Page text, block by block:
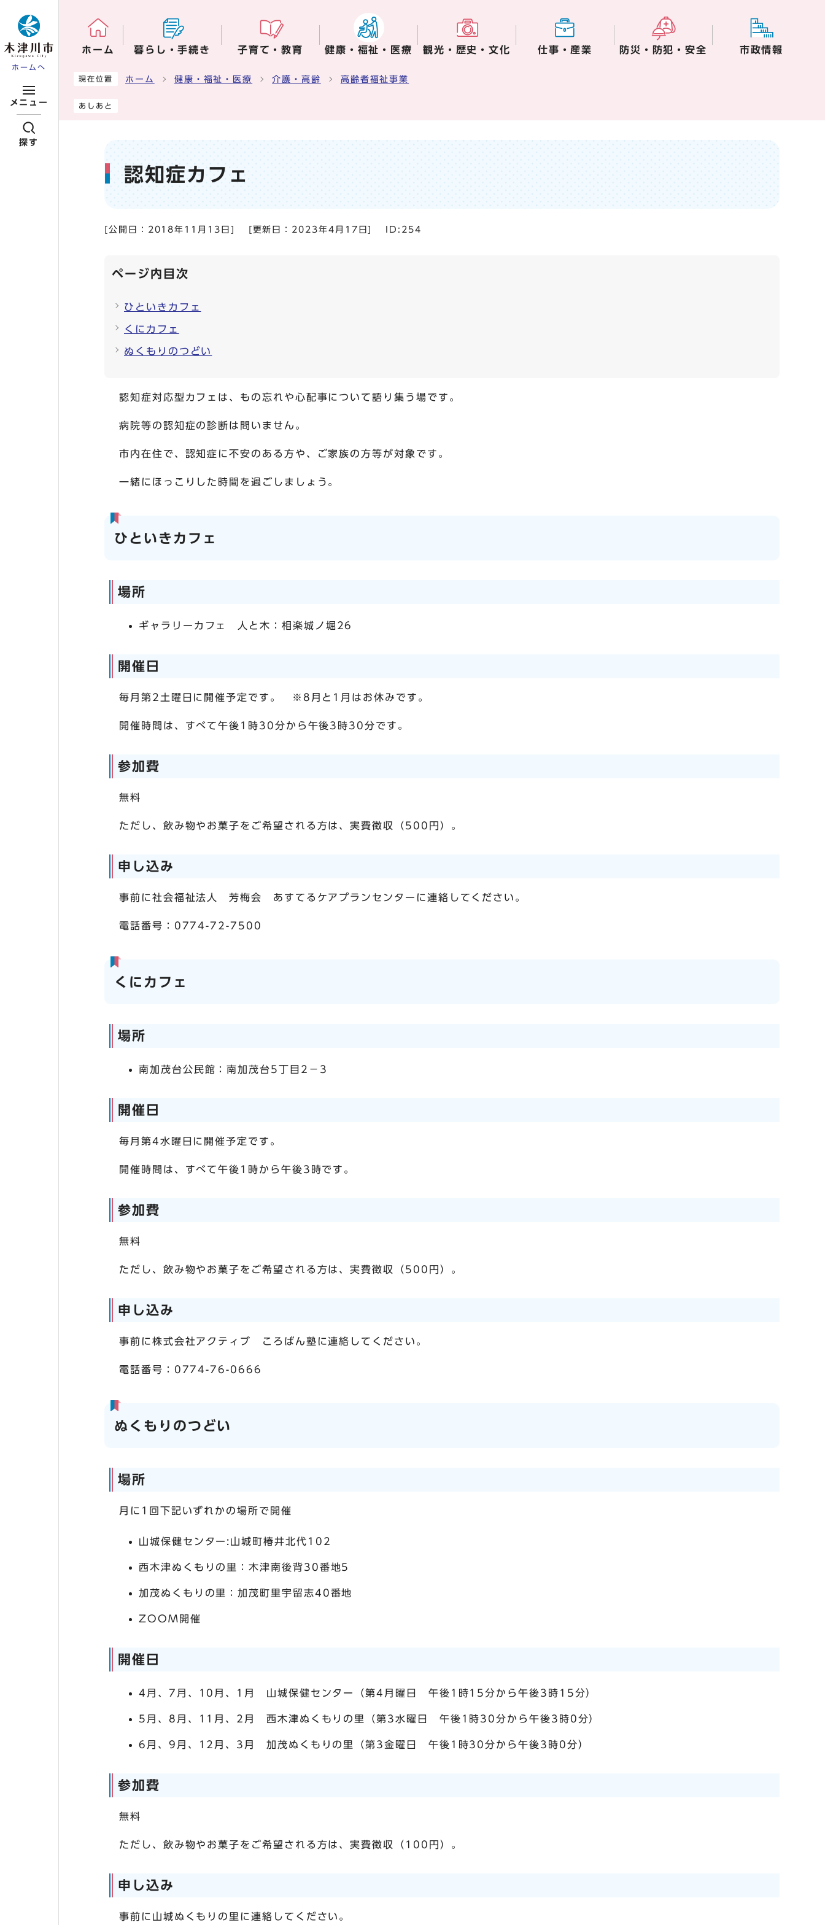
ホームへ
メニュー
探す
ホーム 暮らし・手続き 子育て・教育 健康・福祉・医療 観光・歴史・文化 仕事・産業 防災・防犯・安全 市政情報
ここから本文です
現在位置 ホーム 健康・福祉・医療 介護・高齢 高齢者福祉事業
あしあと
認知症カフェ
[公開日： 2018年11月13日 [更新日： 2023年4月17日 ID:254
ページ内目次
ひといきカフェ
くにカフェ
ぬくもりのつどい
認知症対応型カフェは、もの忘れや心配事について語り集う場です。
病院等の認知症の診断は問いません。
市内在住で、認知症に不安のある方や、ご家族の方等が対象です。
一緒にほっこりした時間を過ごしましょう。
ひといきカフェ
場所
ギャラリーカフェ 人と木：相楽城ノ堀26
開催日
毎月第2土曜日に開催予定です。 ※8月と1月はお休みです。
開催時間は、すべて午後1時30分から午後3時30分です。
参加費
無料
ただし、飲み物やお菓子をご希望される方は、実費徴収（500円）。
申し込み
事前に社会福祉法人 芳梅会 あすてるケアプランセンターに連絡してください。
電話番号：0774-72-7500
くにカフェ
場所
南加茂台公民館：南加茂台5丁目2－3
開催日
毎月第4水曜日に開催予定です。
開催時間は、すべて午後1時から午後3時です。
参加費
無料
ただし、飲み物やお菓子をご希望される方は、実費徴収（500円）。
申し込み
事前に株式会社アクティブ ころばん塾に連絡してください。
電話番号：0774-76-0666
ぬくもりのつどい
場所
月に1回下記いずれかの場所で開催
山城保健センター:山城町椿井北代102
西木津ぬくもりの里：木津南後背30番地5
加茂ぬくもりの里：加茂町里宇留志40番地
ZOOM開催
開催日
4月、7月、10月、1月 山城保健センター（第4月曜日 午後1時15分から午後3時15分）
5月、8月、11月、2月 西木津ぬくもりの里（第3水曜日 午後1時30分から午後3時0分）
6月、9月、12月、3月 加茂ぬくもりの里（第3金曜日 午後1時30分から午後3時0分）
参加費
無料
ただし、飲み物やお菓子をご希望される方は、実費徴収（100円）。
申し込み
事前に山城ぬくもりの里に連絡してください。